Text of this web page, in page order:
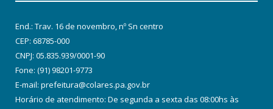
End.: Trav. 16 de novembro, nº Sn centro
CEP: 68785-000
CNPJ: 05.835.939/0001-90
Fone: (91) 98201-9773
E-mail: prefeitura@colares.pa.gov.br
Horário de atendimento: De segunda a sexta das 08:00hs às